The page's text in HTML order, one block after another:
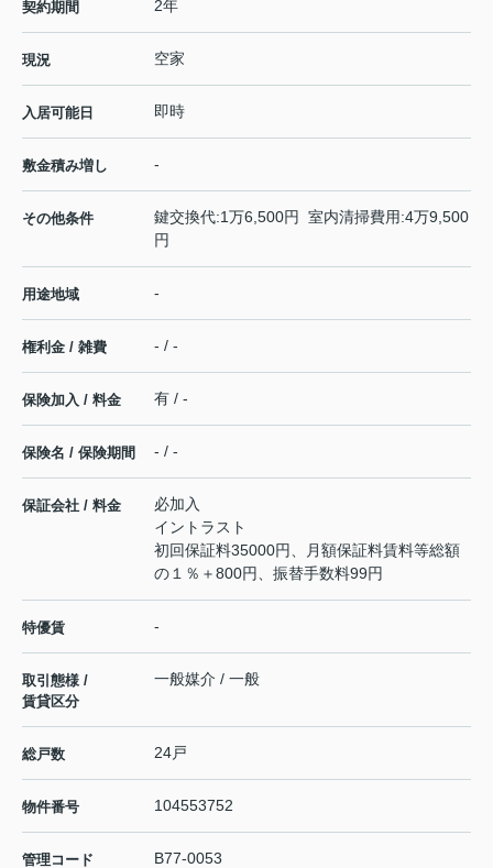
契約期間 2年
現況 空家
入居可能日 即時
敷金積み増し -
その他条件
鍵交換代:1万6,500円 室内清掃費用:4万9,500
円
用途地域 -
権利金 / 雑費 - / -
保険加入 / 料金 有 / -
保険名 / 保険期間 - / -
保証会社 / 料金
必加入
イントラスト
初回保証料35000円、月額保証料賃料等総額
の１％＋800円、振替手数料99円
特優賃 -
取引態様 /
賃貸区分
一般媒介 / 一般
総戸数 24戸
物件番号 104553752
管理コード B77-0053